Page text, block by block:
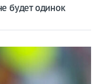
будет одинок